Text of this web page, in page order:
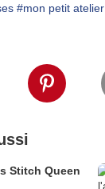
#mon petit atelier
Stitch Queen